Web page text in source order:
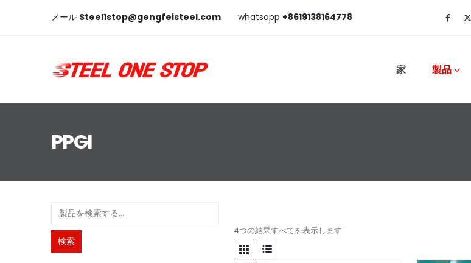
メール Steel1stop@gengfeisteel.com whatsapp +8619138164778
家 製品
PPGI
4つの結果すべてを表示します
検索